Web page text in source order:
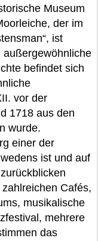
Museum
der im
ist
außergewöhnliche
befindet sich
vor der
1718 aus den
wurde.
einer der
ist und auf
Cafés,
musikalische
mehrere
das